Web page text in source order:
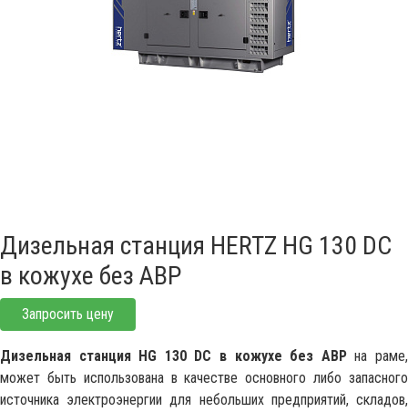
Дизельная станция HERTZ HG 130 DC
в кожухе без АВР
Запросить цену
Дизельная станция HG 130 DC в кожухе без АВРна раме,
может быть использована в качестве основного либо запасного
источника электроэнергии для небольших предприятий, складов,